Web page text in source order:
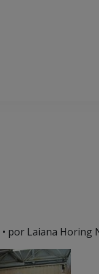
• por Laiana Horing